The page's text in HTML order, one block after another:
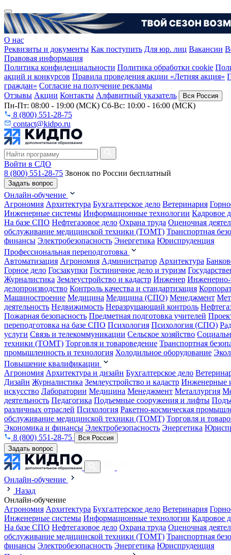
О нас
Реквизиты и документы Как поступить Для юр. лиц Вакансии
Правовая информация
Политика конфиденциальности Политика обработки cookie
акций и конкурсов Правила проведения акции «Летняя акция»
граждан» Согласие на получение рекламы
Отзывы Акции Контакты Алфавитный указатель Вся Россия
Пн-Пт: 08:00 - 19:00 (МСК) Сб-Вс: 10:00 - 16:00 (МСК)
8 (800) 551-28-75
contact@kidpo.ru
Войти в СДО
8 (800) 551-28-75 Звонок по России бесплатный
Задать вопрос
Онлайн-обучение
Агрономия Архитектура Бухгалтерское дело Ветеринария
Инженерные системы Информационные технологии Кадровое
На базе СПО Нефтегазовое дело Охрана труда Оценочная
обслуживание медицинской техники (ТОМТ) Транспортная
финансы Электробезопасность Энергетика Юриспруденция
Профессиональная переподготовка
Автоматизация Агрономия Администратор Архитектура
Горное дело Госзакупки Гостиничное дело и туризм
Журналистика Землеустройство и кадастр Инженер Инженерно-
делопроизводство Контроль качества и стандартизация
Машиностроение Медицина Медицина (СПО) Менеджмент
деятельность Недвижимость Неразрушающий контроль
Пожарная безопасность Предметная подготовка учителей
переподготовка на базе СПО Психология Психология (СПО)
услуги Связь и телекоммуникации Сельское хозяйство
техники (ТОМТ) Торговля и товароведение Транспортная
промышленность и технология Холодильное оборудование
Повышение квалификации
Агрономия Архитектура и дизайн Бухгалтерское дело
Дизайн Журналистика Землеустройство и кадастр Инженерные
искусство Лаборатории Медицина Менеджмент Металлургия
деятельность Педагогика Подъемные сооружения и лифты
различных отраслей Психология Ракетно-космическая
обслуживание медицинской техники (ТОМТ) Торговля и
Экономика и финансы Электробезопасность Энергетика
8 (800) 551-28-75
Вся Россия
Задать вопрос
Онлайн-обучение
Назад
Онлайн-обучение
Агрономия Архитектура Бухгалтерское дело Ветеринария
Инженерные системы Информационные технологии Кадровое
На базе СПО Нефтегазовое дело Охрана труда Оценочная
обслуживание медицинской техники (ТОМТ) Транспортная
финансы Электробезопасность Энергетика Юриспруденция